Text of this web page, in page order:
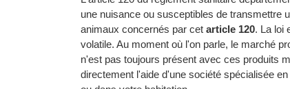
une nuisance ou susceptibles de transmettre
animaux concernés par cet article 120. La loi
volatile. Au moment où l'on parle, le marché
n'est pas toujours présent avec ces produits
directement l'aide d'une société spécialisée